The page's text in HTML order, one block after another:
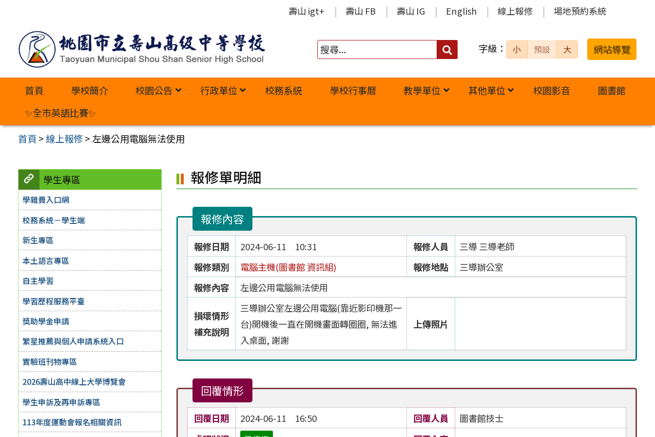
內
壽山 igt+ 壽山 FB 壽山 IG English 線上報修 場地預約系統
搜
字級： 小 預設 大 網站導覽
首頁 學校簡介 校園公告 行政單位 校務系統 學校行事曆 教學單位 其他單位 校園影音
圖書館
✨全市英語比賽✨
首頁 >線上報修> 左邊公用電腦無法使用
學生專區
學雜費入口網
校務系統－學生端
新生專區
本土語言專區
自主學習
學習歷程服務平臺
獎助學金申請
繁星推薦與個人申請系統入口
實驗班刊物專區
2026壽山高中線上大學博覽會
學生申訴及再申訴專區
113年度運動會報名相關資訊
報修單明細
報修內容
報修日期 2024-06-11 10:31 報修人員
三導 三導老師
報修類別
電腦主機(圖書館 資訊組) 報修地點
三導辦公室
報修內容
左邊公用電腦無法使用
損壞情形
補充說明
三導辦公室左邊公用電腦(靠近影印機那一
台)開機後一直在開機畫面轉圈圈, 無法進
入桌面, 謝謝
上傳照片
回覆情形
回覆日期 2024-06-11 16:50 回覆人員
圖書館技士